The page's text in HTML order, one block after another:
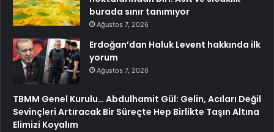
burada sınır tanımıyor
Ağustos 7, 2026
Erdoğan’dan Haluk Levent hakkında ilk
yorum
Ağustos 7, 2026
TBMM Genel Kurulu… Abdulhamit Gül: Gelin, Acıları Değil
Sevinçleri Artıracak Bir Süreçte Hep Birlikte Taşın Altına
Elimizi Koyalım